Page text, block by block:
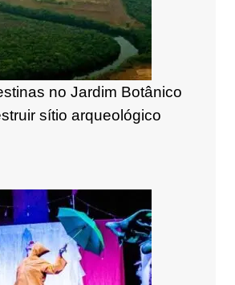
no Jardim Botânico
sítio arqueológico